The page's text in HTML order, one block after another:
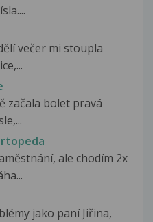
večer mi stoupla
začala bolet pravá
ale chodím 2x
jako paní Jiřina,